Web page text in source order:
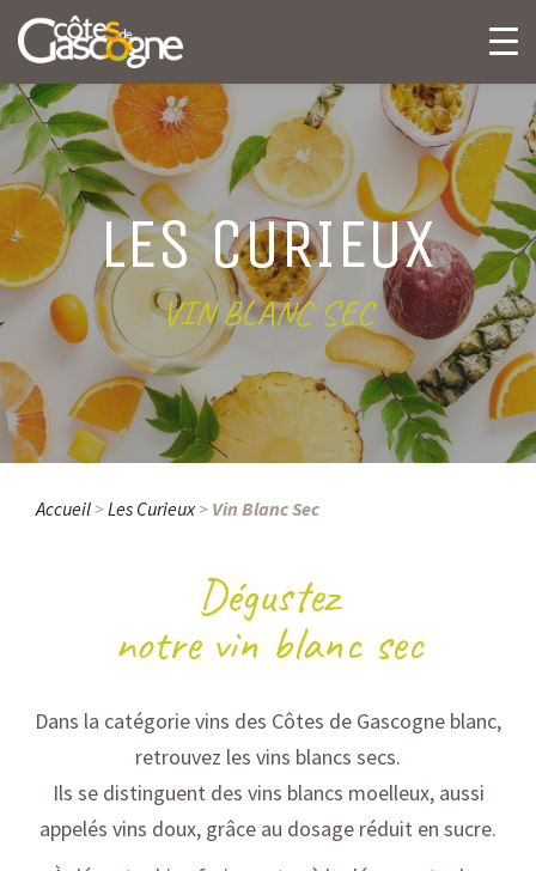
LES CURIEUX
VIN BLANC SEC
Accueil >Les Curieux> Vin Blanc Sec
Dégustez
notre vin blanc sec
Dans la catégorie vins des Côtes de Gascogne blanc,
retrouvez les vins blancs secs.
Ils se distinguent des vins blancs moelleux, aussi
appelés vins doux, grâce au dosage réduit en sucre.